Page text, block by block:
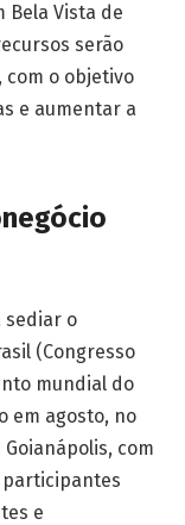
Bela Vista de
serão
com o objetivo
e aumentar a
sediar o
(Congresso
mundial do
em agosto, no
com
participantes
e